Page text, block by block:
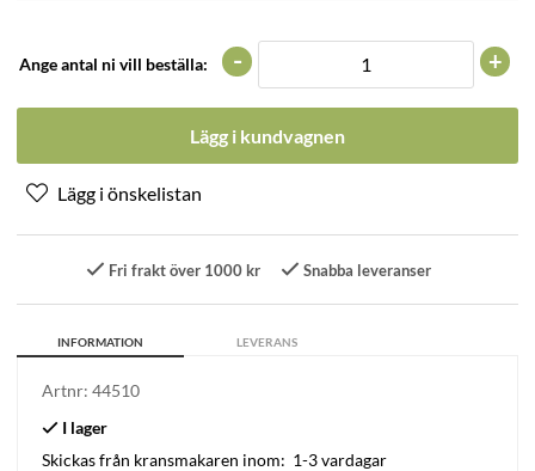
Ange antal ni vill beställa: +
-
Lägg i kundvagnen
Fri frakt över 1000 kr Snabba leveranser
INFORMATION LEVERANS
Artnr: 44510
Skickas från kransmakaren inom: 1-3 vardagar